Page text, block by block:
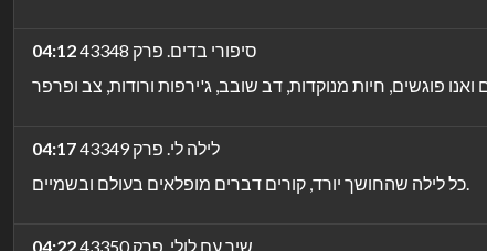
04:12
סיפורי בדים. פרק 43348
04:17
לילה לי. פרק 43349
כל לילה שהחושך יורד, קורים דברים מופלאים בעולם ובשמיים.
04:22 שיר עם לולי. פרק 43350